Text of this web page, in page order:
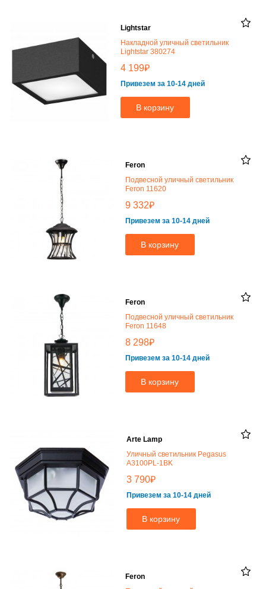
Lightstar
Накладной уличный светильник
Lightstar 380274
4 199₽
Привезем за 10-14 дней
В корзину
Feron
Подвесной уличный светильник
Feron 11620
9 332₽
Привезем за 10-14 дней
В корзину
Feron
Подвесной уличный светильник
Feron 11648
8 298₽
Привезем за 10-14 дней
В корзину
Arte Lamp
Уличный светильник Pegasus
A3100PL-1BK
3 790₽
Привезем за 10-14 дней
В корзину
Feron